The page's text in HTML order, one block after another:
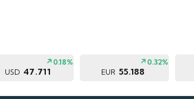
USD 47.711
0.18%
EUR 55.188
0.32%